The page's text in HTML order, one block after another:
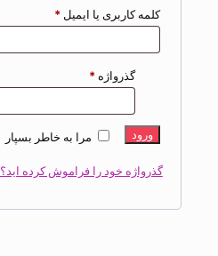
کلمه کاربری یا ایمیل*
گذرواژه*
مرا به خاطر بسپار ورود
گذرواژه خود را فراموش کرده اید؟